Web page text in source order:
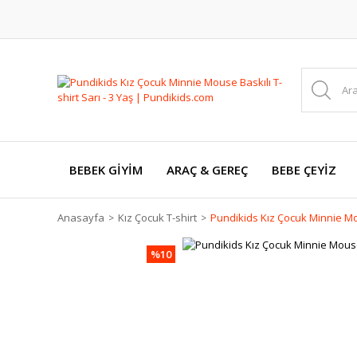
BEBEK GİYİM ARAÇ & GEREÇ BEBE ÇEYİZ
Anasayfa Kız Çocuk T-shirt Pundikids Kız Çocuk Minnie
%10